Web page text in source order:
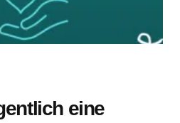
eine